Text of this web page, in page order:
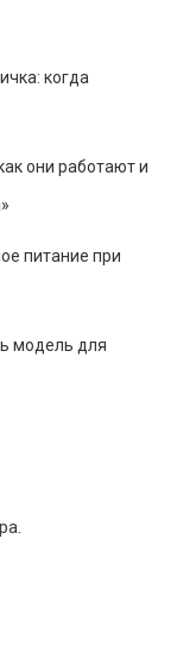
когда
они работают и
питание при
модель для